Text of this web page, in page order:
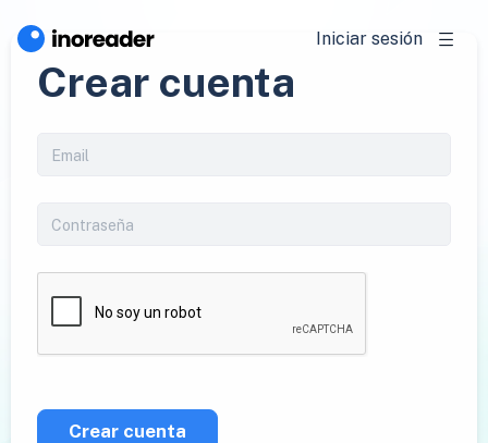
Iniciar sesión
Crear cuenta
Crear cuenta